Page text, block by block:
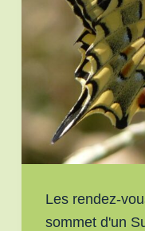
Les rendez-
sommet d'un